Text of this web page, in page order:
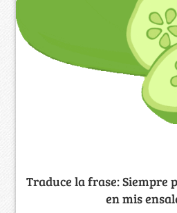
Traduce la frase: Siempre
en mis